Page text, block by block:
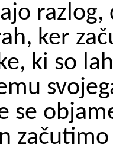
ker
ki so
se